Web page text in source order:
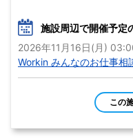
施設周辺で開催予定
2026年11月16日(月)
Workin みんなのお仕事相
この